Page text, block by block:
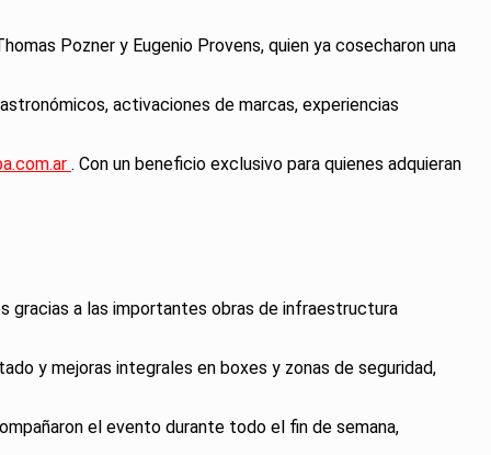
Pozner y Eugenio Provens, quien ya cosecharon una
activaciones de marcas, experiencias
. Con un beneficio exclusivo para quienes adquieran
gracias a las importantes obras de infraestructura
y mejoras integrales en boxes y zonas de seguridad,
el evento durante todo el fin de semana,